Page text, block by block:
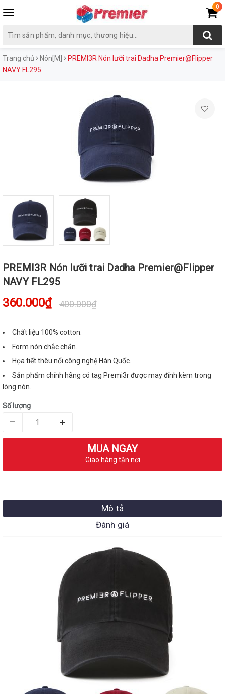
Toggle
0
Trang chủ Nón[M]
PREMI3R Nón lưỡi trai Dadha Premier@Flipper
NAVY FL295
PREMI3R Nón lưỡi trai Dadha Premier@Flipper
NAVY FL295
360.000₫ 400.000₫
Chất liệu 100% cotton.
Form nón chắc chắn.
Họa tiết thêu nổi công nghệ Hàn Quốc.
Sản phẩm chính hãng có tag Premi3r được may đính kèm trong
lòng nón.
Số lượng
– +
MUA NGAY
Giao hàng tận nơi
Mô tả
Đánh giá